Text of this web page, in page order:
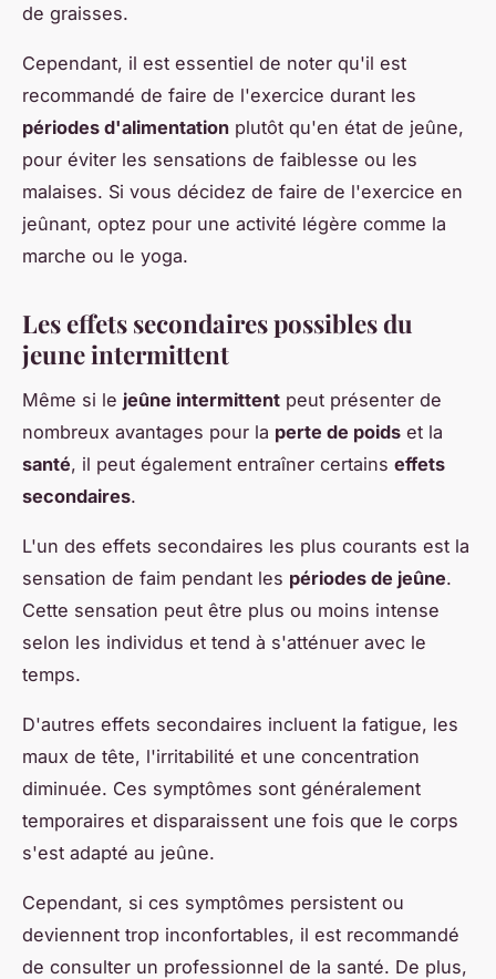
de graisses.
Cependant, il est essentiel de noter qu'il est
recommandé de faire de l'exercice durant les
périodes d'alimentation plutôt qu'en état de jeûne,
pour éviter les sensations de faiblesse ou les
malaises. Si vous décidez de faire de l'exercice en
jeûnant, optez pour une activité légère comme la
marche ou le yoga.
Les effets secondaires possibles du
jeune intermittent
Même si le jeûne intermittent peut présenter de
nombreux avantages pour la perte de poids et la
santé, il peut également entraîner certains effets
secondaires.
L'un des effets secondaires les plus courants est la
sensation de faim pendant les périodes de jeûne.
Cette sensation peut être plus ou moins intense
selon les individus et tend à s'atténuer avec le
temps.
D'autres effets secondaires incluent la fatigue, les
maux de tête, l'irritabilité et une concentration
diminuée. Ces symptômes sont généralement
temporaires et disparaissent une fois que le corps
s'est adapté au jeûne.
Cependant, si ces symptômes persistent ou
deviennent trop inconfortables, il est recommandé
de consulter un professionnel de la santé. De plus,